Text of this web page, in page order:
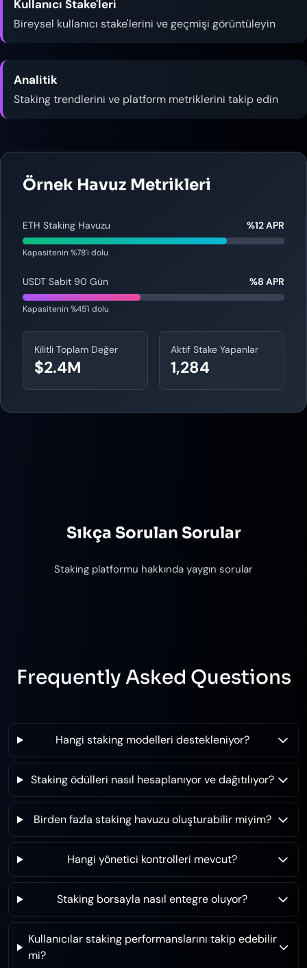
Kullanıcı Stake'leri
Bireysel kullanıcı stake'lerini ve geçmişi görüntüleyin
Analitik
Staking trendlerini ve platform metriklerini takip edin
Örnek Havuz Metrikleri
ETH Staking Havuzu %12 APR
Kapasitenin %78'i dolu
USDT Sabit 90 Gün %8 APR
Kapasitenin %45'i dolu
Kilitli Toplam Değer
$2.4M
Aktif Stake Yapanlar
1,284
Sıkça Sorulan Sorular
Staking platformu hakkında yaygın sorular
Frequently Asked Questions
Hangi staking modelleri destekleniyor?
Staking ödülleri nasıl hesaplanıyor ve dağıtılıyor?
Birden fazla staking havuzu oluşturabilir miyim?
Hangi yönetici kontrolleri mevcut?
Staking borsayla nasıl entegre oluyor?
Kullanıcılar staking performanslarını takip edebilir
mi?